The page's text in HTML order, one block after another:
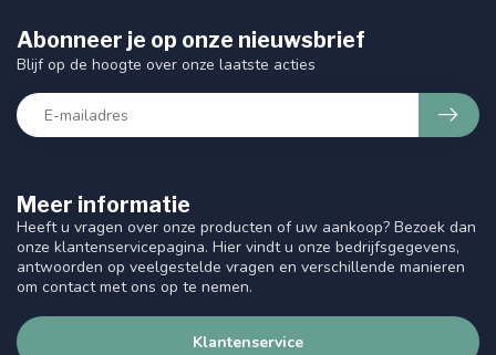
Meer informatie
Heeft u vragen over onze producten of uw aankoop? Bezoek dan
onze klantenservicepagina. Hier vindt u onze bedrijfsgegevens,
antwoorden op veelgestelde vragen en verschillende manieren
om contact met ons op te nemen.
Klantenservice
Abonneer je op onze nieuwsbrief
Blijf op de hoogte over onze laatste acties